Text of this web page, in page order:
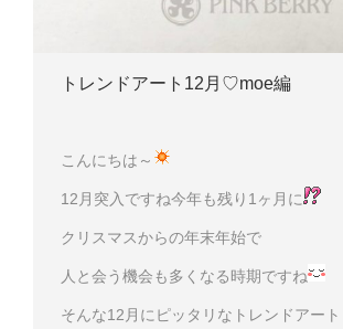
トレンドアート12月♡moe編
こんにちは～
12月突入ですね今年も残り1ヶ月に
クリスマスからの年末年始で
人と会う機会も多くなる時期ですね
そんな12月にピッタリなトレンドアート